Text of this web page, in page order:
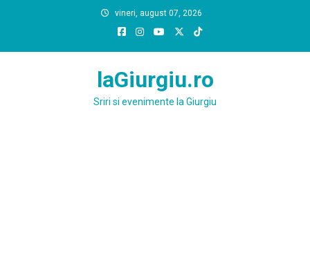
vineri, august 07, 2026
laGiurgiu.ro
Sriri si evenimente la Giurgiu